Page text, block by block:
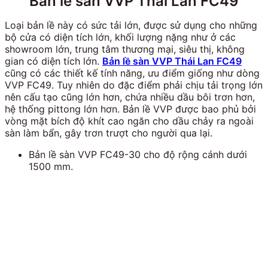
Loại bản lề này có sức tải lớn, được sử dụng cho những
bộ cửa có diện tích lớn, khối lượng nặng như ở các
showroom lớn, trung tâm thương mại, siêu thị, không
gian có diện tích lớn. Bản lề sàn VVP Thái Lan FC49
cũng có các thiết kế tính năng, ưu điểm giống như dòng
VVP FC49. Tuy nhiên do đặc điểm phải chịu tải trọng lớn
nên cấu tạo cũng lớn hơn, chứa nhiều dầu bôi trơn hơn,
hệ thống pittong lớn hơn. Bản lề VVP được bao phủ bởi
vòng mặt bích độ khít cao ngăn cho dầu chảy ra ngoài
sàn làm bẩn, gây trơn trượt cho người qua lại.
Bản lề sàn VVP FC49-30 cho độ rộng cánh dưới
1500 mm.